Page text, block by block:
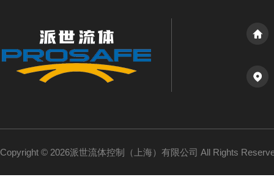
Copyright © 2026派世流体控制（上海）有限公司 All Rights